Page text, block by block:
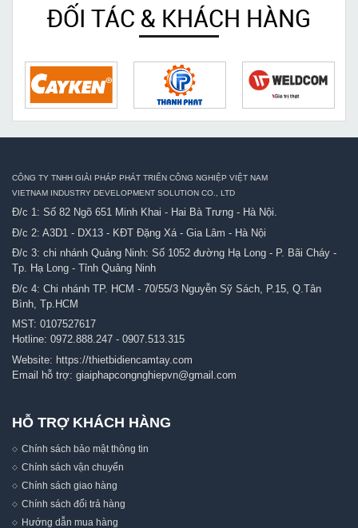
ĐỐI TÁC & KHÁCH HÀNG
CÔNG TY TNHH GIẢI PHÁP PHÁT TRIỂN CÔNG NGHIỆP VIỆT NAM
VIETNAM INDUSTRY DEVELOPMENT SOLUTION CO., LTD
Đ/c 1: Số 82 Ngõ 651 Minh Khai - Hai Bà Trưng - Hà Nội.
Đ/c 2: A3D1 - DX13 - KĐT Đặng Xá - Gia Lâm - Hà Nội
Đ/c 3: chi nhánh Quảng Ninh: Số 1052 đường Hạ Long - P. Bãi Cháy -
Tp. Hạ Long - Tỉnh Quảng Ninh
Đ/c 4: Chi nhánh TP. HCM - 70/55/3 Nguyễn Sỹ Sách, P.15, Q.Tân
Bình, Tp.HCM
MST: 0107527617
Hotline: 0972.888.247 - 0907.513.315
Website: https://thietbidiencamtay.com
Email hỗ trợ: giaiphapcongnghiepvn@gmail.com
HỖ TRỢ KHÁCH HÀNG
Chính sách bảo mật thông tin
Chính sách vận chuyển
Chính sách giao hàng
Chính sách đổi trả hàng
Hướng dẫn mua hàng